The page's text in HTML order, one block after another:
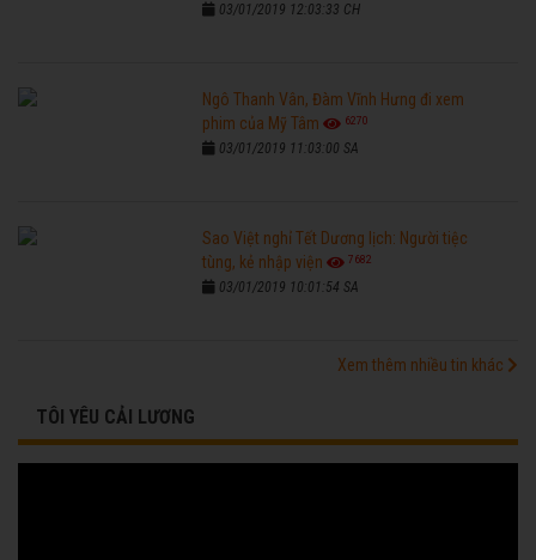
03/01/2019 12:03:33 CH
Ngô Thanh Vân, Đàm Vĩnh Hưng đi xem
phim của Mỹ Tâm
6270
03/01/2019 11:03:00 SA
Sao Việt nghỉ Tết Dương lịch: Người tiệc
tùng, kẻ nhập viện
7682
03/01/2019 10:01:54 SA
Xem thêm nhiều tin khác
TÔI YÊU CẢI LƯƠNG